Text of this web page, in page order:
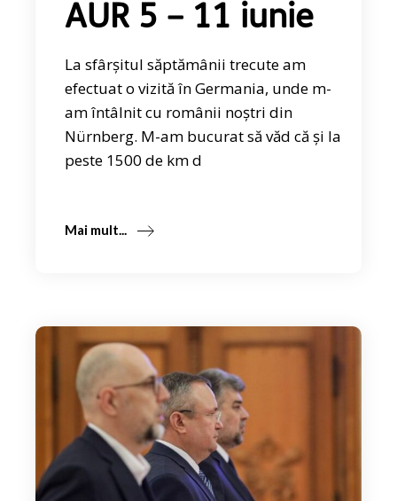
AUR 5 – 11 iunie
La sfârșitul săptămânii trecute am
efectuat o vizită în Germania, unde m-
am întâlnit cu românii noștri din
Nürnberg. M-am bucurat să văd că și la
peste 1500 de km d
Mai mult...